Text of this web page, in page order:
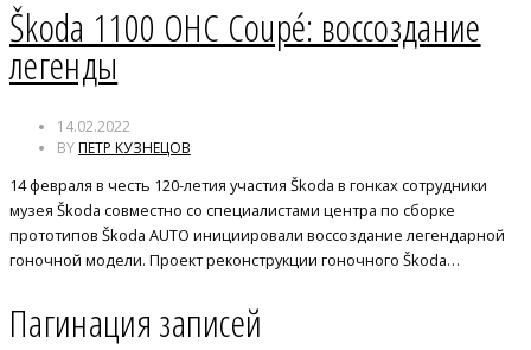
Škoda 1100 OHC Coupé: воссоздание
легенды
14.02.2022
BYПЕТР КУЗНЕЦОВ
14 февраля в честь 120-летия участия Škoda в гонках сотрудники
музея Škoda совместно со специалистами центра по сборке
прототипов Škoda AUTO инициировали воссоздание легендарной
гоночной модели. Проект реконструкции гоночного Škoda…
Пагинация записей